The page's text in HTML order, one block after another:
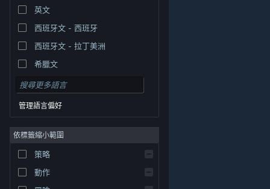
權人在美國與其它國家（地區）之財產。
Cookie
英文
西班牙文 - 西班牙
西班牙文 - 拉丁美洲
希臘文
管理語言偏好
依標籤縮小範圍
策略
動作